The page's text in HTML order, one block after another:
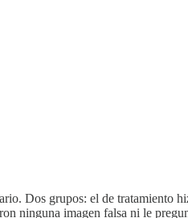
Dos grupos: el de tratamiento
ninguna imagen falsa ni le